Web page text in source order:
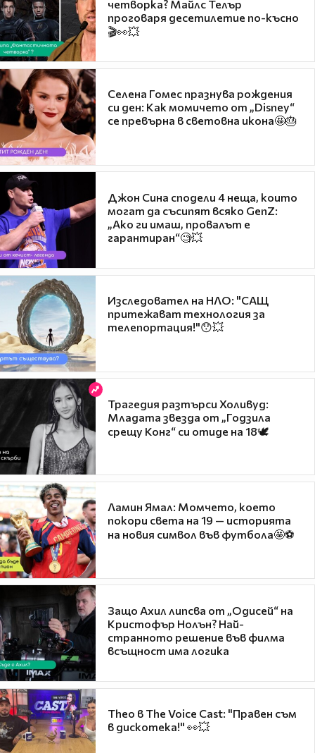
четворка? Майлс Телър
проговаря десетилетие по-късно
🎬👀💥
Селена Гомес празнува рождения
си ден: Как момичето от „Disney“
се превърна в световна икона🤩🎂
Джон Сина сподели 4 неща, които
могат да съсипят всяко GenZ:
„Ако ги имаш, провалът е
гарантиран“🧐💥
Изследовател на НЛО: "САЩ
притежават технология за
телепортация!"😯💥
Трагедия разтърси Холивуд:
Младата звезда от „Годзила
срещу Конг“ си отиде на 18🕊️
Ламин Ямал: Момчето, което
покори света на 19 — историята
на новия символ във футбола🤩⚽
Защо Ахил липсва от „Одисей“ на
Кристофър Нолън? Най-
странното решение във филма
всъщност има логика
Theo в The Voice Cast: "Правен съм
в дискотека!" 👀💥